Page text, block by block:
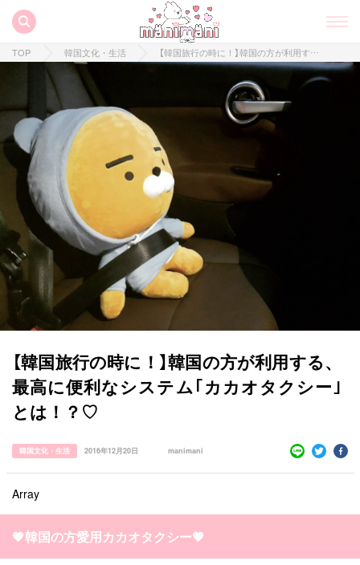
すべての記事
TOP 韓国文化・生活 【韓国旅行の時に！】韓国の方が利用する、最高に便利なシステム｢カカオタクシー｣とは！？♡
【韓国旅行の時に！】韓国の方が利用する、
最高に便利なシステム｢カカオタクシー｣
とは！？♡
韓国文化・生活 2016年12月20日 manimani
Array
💗韓国の方愛用カカオタクシー💗